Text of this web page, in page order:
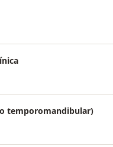
temporomandibular)